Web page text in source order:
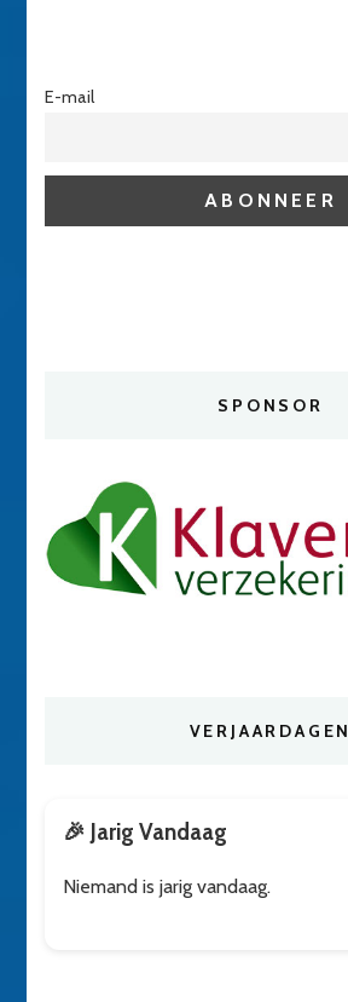
E-mail
SPONSOR
VERJAARDAGEN
🎉 Jarig Vandaag
Niemand is jarig vandaag.